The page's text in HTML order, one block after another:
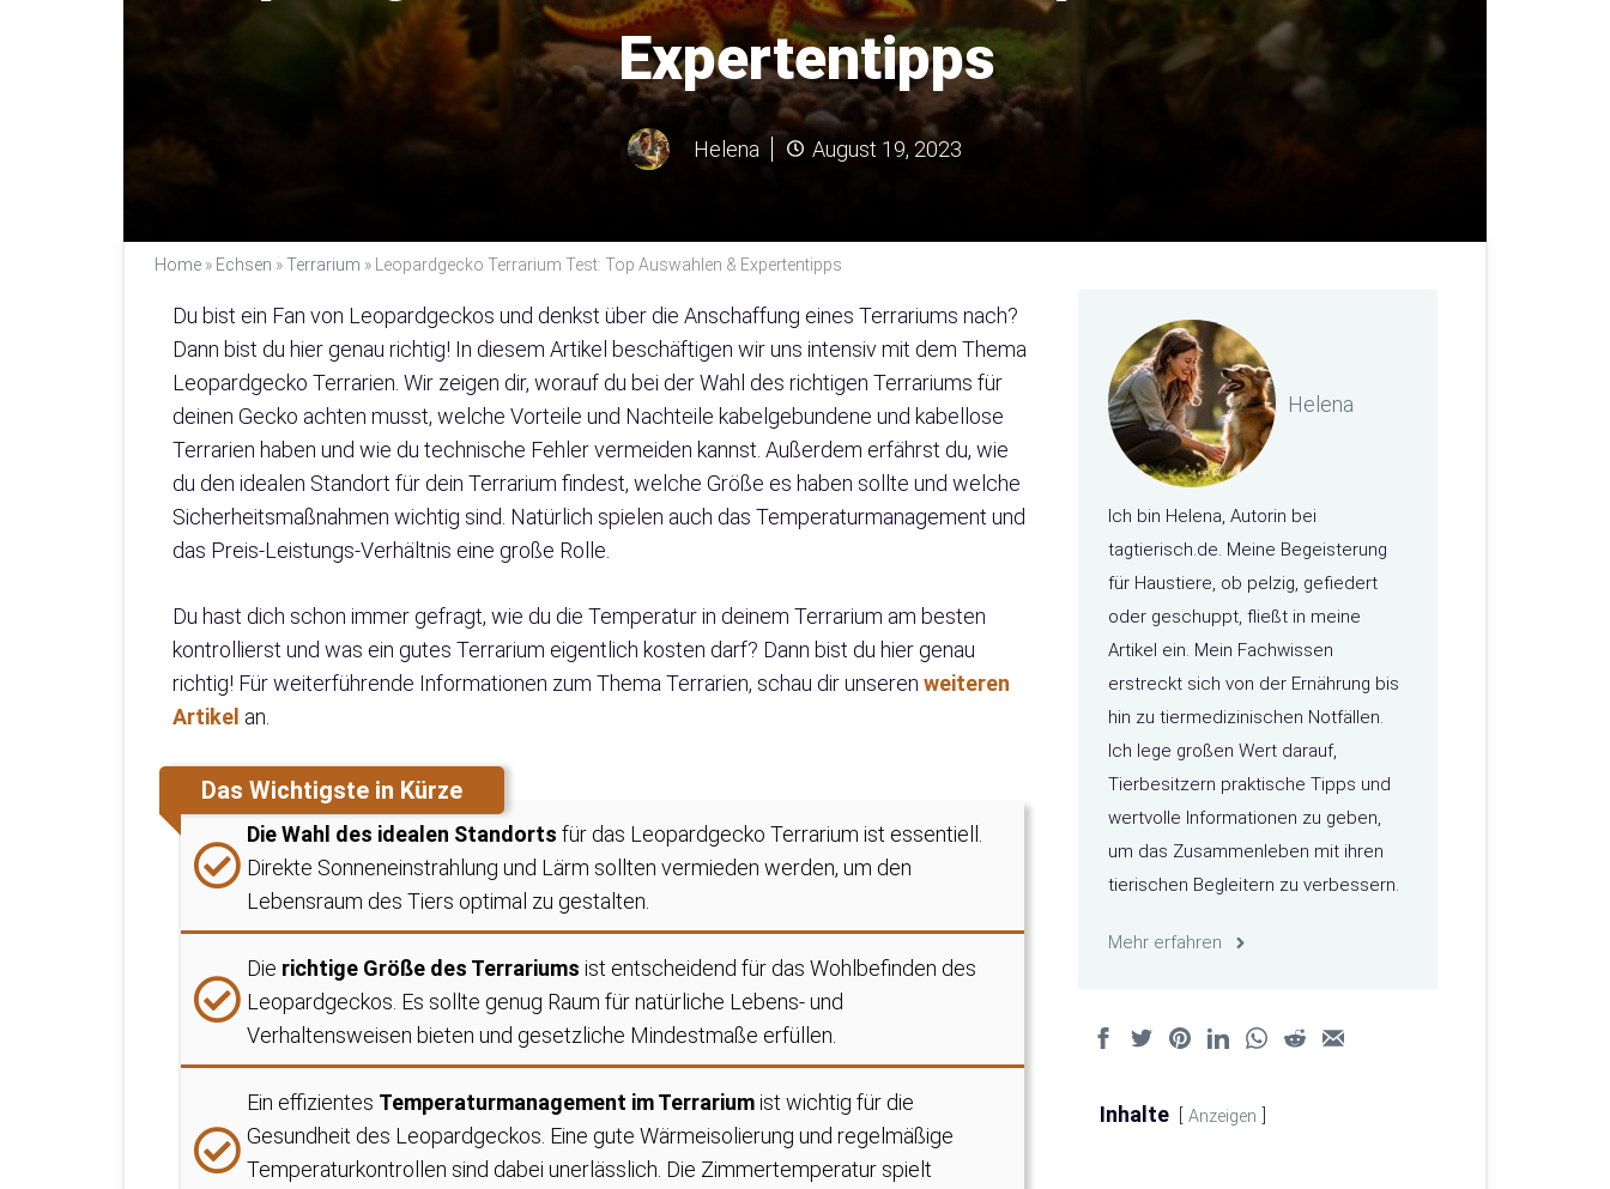
Expertentipps
Helena August 19, 2023
Home » Echsen »Terrarium » Leopardgecko Terrarium Test: Top Auswahlen & Expertentipps
Du bist ein Fan von Leopardgeckos und denkst über die Anschaffung eines Terrariums nach?
Dann bist du hier genau richtig! In diesem Artikel beschäftigen wir uns intensiv mit dem Thema
Leopardgecko Terrarien. Wir zeigen dir, worauf du bei der Wahl des richtigen Terrariums für
deinen Gecko achten musst, welche Vorteile und Nachteile kabelgebundene und kabellose
Terrarien haben und wie du technische Fehler vermeiden kannst. Außerdem erfährst du, wie
du den idealen Standort für dein Terrarium findest, welche Größe es haben sollte und welche
Sicherheitsmaßnahmen wichtig sind. Natürlich spielen auch das Temperaturmanagement und
das Preis-Leistungs-Verhältnis eine große Rolle.
Du hast dich schon immer gefragt, wie du die Temperatur in deinem Terrarium am besten
kontrollierst und was ein gutes Terrarium eigentlich kosten darf? Dann bist du hier genau
richtig! Für weiterführende Informationen zum Thema Terrarien, schau dir unseren weiteren
Artikel an.
Das Wichtigste in Kürze
Die Wahl des idealen Standorts für das Leopardgecko Terrarium ist essentiell.
Direkte Sonneneinstrahlung und Lärm sollten vermieden werden, um den
Lebensraum des Tiers optimal zu gestalten.
Die richtige Größe des Terrariums ist entscheidend für das Wohlbefinden des
Leopardgeckos. Es sollte genug Raum für natürliche Lebens- und
Verhaltensweisen bieten und gesetzliche Mindestmaße erfüllen.
Ein effizientes Temperaturmanagement im Terrariumist wichtig für die
Gesundheit des Leopardgeckos. Eine gute Wärmeisolierung und regelmäßige
Temperaturkontrollen sind dabei unerlässlich. Die Zimmertemperatur spielt
Helena
Ich bin Helena, Autorin bei
tagtierisch.de. Meine Begeisterung
für Haustiere, ob pelzig, gefiedert
oder geschuppt, fließt in meine
Artikel ein. Mein Fachwissen
erstreckt sich von der Ernährung bis
hin zu tiermedizinischen Notfällen.
Ich lege großen Wert darauf,
Tierbesitzern praktische Tipps und
wertvolle Informationen zu geben,
um das Zusammenleben mit ihren
tierischen Begleitern zu verbessern.
Mehr erfahren
Inhalte Anzeigen